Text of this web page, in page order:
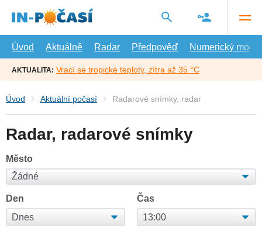
hlavní
Úvod
Aktuálně Radar Předpověď Numerický model
AKTUALITA: Vrací se tropické teploty, zítra až 35 °C
Úvod Aktuální počasí Radarové snímky, radar
Radar, radarové snímky
Město
Den Čas